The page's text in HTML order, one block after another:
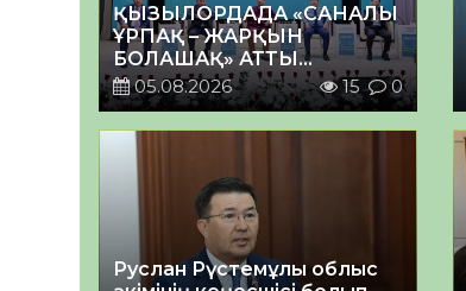
ҚЫЗЫЛОРДАДА «САНАЛЫ
ҰРПАҚ – ЖАРҚЫН
БОЛАШАҚ» АТТЫ
КЕҢЕЙТІЛГЕН МӘЖІЛІС
ӨТТІ
05.08.2026 15 0
Руслан Рүстемұлы облыс